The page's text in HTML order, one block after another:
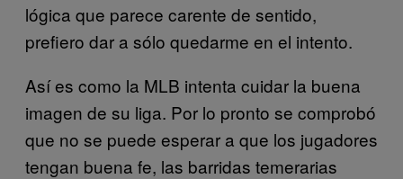
lógica que parece carente de sentido,
prefiero dar a sólo quedarme en el intento.
Así es como la MLB intenta cuidar la buena
imagen de su liga. Por lo pronto se comprobó
que no se puede esperar a que los jugadores
tengan buena fe, las barridas temerarias